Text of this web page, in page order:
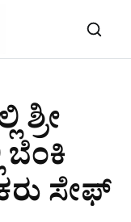
ಬೆಂಕಿ
ಸೇಫ್​​